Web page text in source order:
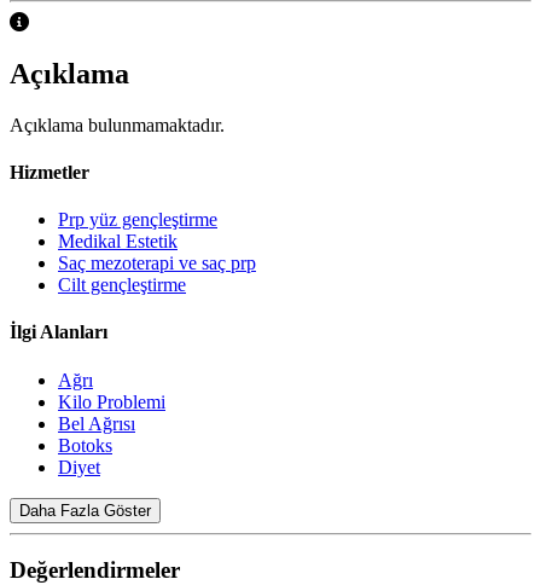
Açıklama
Açıklama bulunmamaktadır.
Hizmetler
Prp yüz gençleştirme
Medikal Estetik
Saç mezoterapi ve saç prp
Cilt gençleştirme
İlgi Alanları
Ağrı
Kilo Problemi
Bel Ağrısı
Botoks
Diyet
Daha Fazla Göster
Değerlendirmeler